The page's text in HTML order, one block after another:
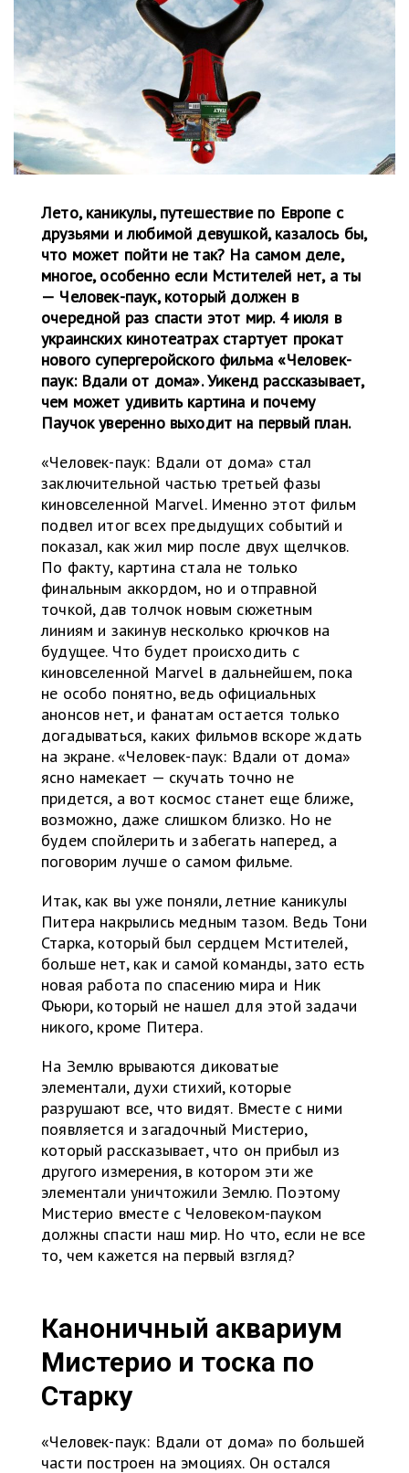
Лето, каникулы, путешествие по Европе с
друзьями и любимой девушкой, казалось бы,
что может пойти не так? На самом деле,
многое, особенно если Мстителей нет, а ты
— Человек-паук, который должен в
очередной раз спасти этот мир. 4 июля в
украинских кинотеатрах стартует прокат
нового супергеройского фильма «Человек-
паук: Вдали от дома». Уикенд рассказывает,
чем может удивить картина и почему
Паучок уверенно выходит на первый план.
«Человек-паук: Вдали от дома» стал
заключительной частью третьей фазы
киновселенной Marvel. Именно этот фильм
подвел итог всех предыдущих событий и
показал, как жил мир после двух щелчков.
По факту, картина стала не только
финальным аккордом, но и отправной
точкой, дав толчок новым сюжетным
линиям и закинув несколько крючков на
будущее. Что будет происходить с
киновселенной Marvel в дальнейшем, пока
не особо понятно, ведь официальных
анонсов нет, и фанатам остается только
догадываться, каких фильмов вскоре ждать
на экране. «Человек-паук: Вдали от дома»
ясно намекает — скучать точно не
придется, а вот космос станет еще ближе,
возможно, даже слишком близко. Но не
будем спойлерить и забегать наперед, а
поговорим лучше о самом фильме.
Итак, как вы уже поняли, летние каникулы
Питера накрылись медным тазом. Ведь Тони
Старка, который был сердцем Мстителей,
больше нет, как и самой команды, зато есть
новая работа по спасению мира и Ник
Фьюри, который не нашел для этой задачи
никого, кроме Питера.
На Землю врываются диковатые
элементали, духи стихий, которые
разрушают все, что видят. Вместе с ними
появляется и загадочный Мистерио,
который рассказывает, что он прибыл из
другого измерения, в котором эти же
элементали уничтожили Землю. Поэтому
Мистерио вместе с Человеком-пауком
должны спасти наш мир. Но что, если не все
то, чем кажется на первый взгляд?
Каноничный аквариум
Мистерио и тоска по
Старку
«Человек-паук: Вдали от дома» по большей
части построен на эмоциях. Он остался